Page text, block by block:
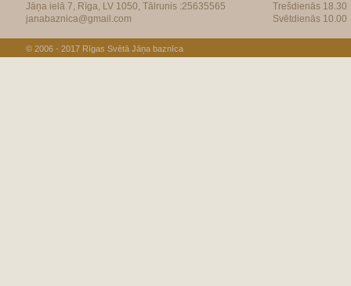
Jāņa ielā 7, Rīga, LV 1050, Tālrunis :25635565
janabaznica@gmail.com
Trešdienās 18.30
Svētdienās 10.00
© 2006 - 2017 Rīgas Svētā Jāņa baznīca